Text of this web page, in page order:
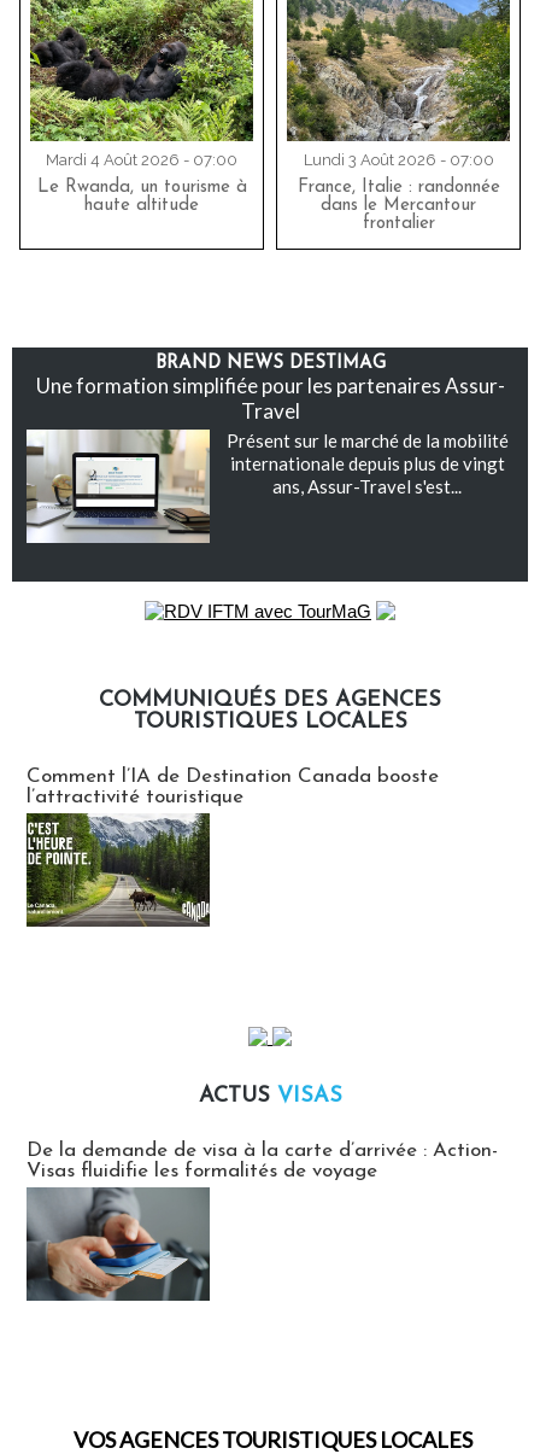
Mardi 4 Août 2026 - 07:00
Le Rwanda, un tourisme à
haute altitude
Lundi 3 Août 2026 - 07:00
France, Italie : randonnée
dans le Mercantour
frontalier
BRAND NEWS DESTIMAG
Une formation simplifiée pour les partenaires Assur-
Travel
Présent sur le marché de la mobilité
internationale depuis plus de vingt
ans, Assur-Travel s'est...
COMMUNIQUÉS DES AGENCES
TOURISTIQUES LOCALES
Comment l’IA de Destination Canada booste
l’attractivité touristique
ACTUS VISAS
De la demande de visa à la carte d’arrivée : Action-
Visas fluidifie les formalités de voyage
VOS AGENCES TOURISTIQUES LOCALES